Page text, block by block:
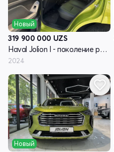
Новый
319 900 000 UZS
Haval Jolion I - поколение рестайлинг
2024
Новый